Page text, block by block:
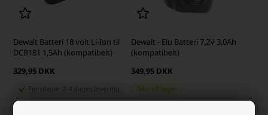
Dewalt Batteri 18 volt Li-Ion til
DCB181 1,5Ah (kompatibelt)
329,95 DKK
Fjernlager 2-4 dages levering
Dewalt - Elu Batteri 7,2V 3,0Ah
(kompatibelt)
349,95 DKK
Ikke på lager